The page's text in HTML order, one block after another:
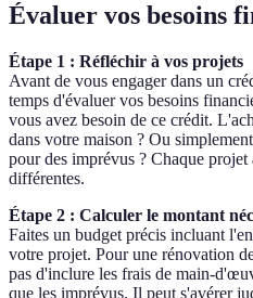
Évaluer vos besoins
Étape 1 : Réfléchir à vos projets
Avant de vous engager dans un
temps d'évaluer vos besoins
vous avez besoin de ce crédit.
dans votre maison ? Ou
pour des imprévus ? Chaque projet
différentes.
Étape 2 : Calculer le montant
Faites un budget précis incluant
votre projet. Pour une rénovation
pas d'inclure les frais de main-
que les imprévus. Il peut s'avérer